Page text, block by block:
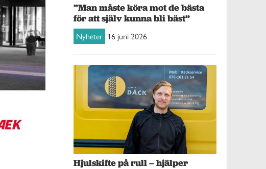
”Man måste köra mot de bästa
för att själv kunna bli bäst”
Nyheter 16 juni 2026
Hjulskifte på rull – hjälper